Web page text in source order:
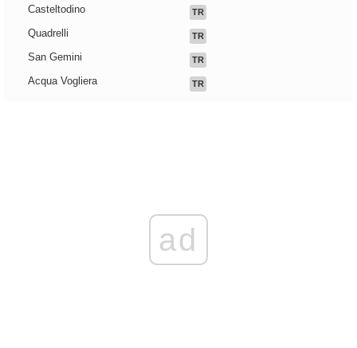
Casteltodino TR
Quadrelli TR
San Gemini TR
Acqua Vogliera TR
ad